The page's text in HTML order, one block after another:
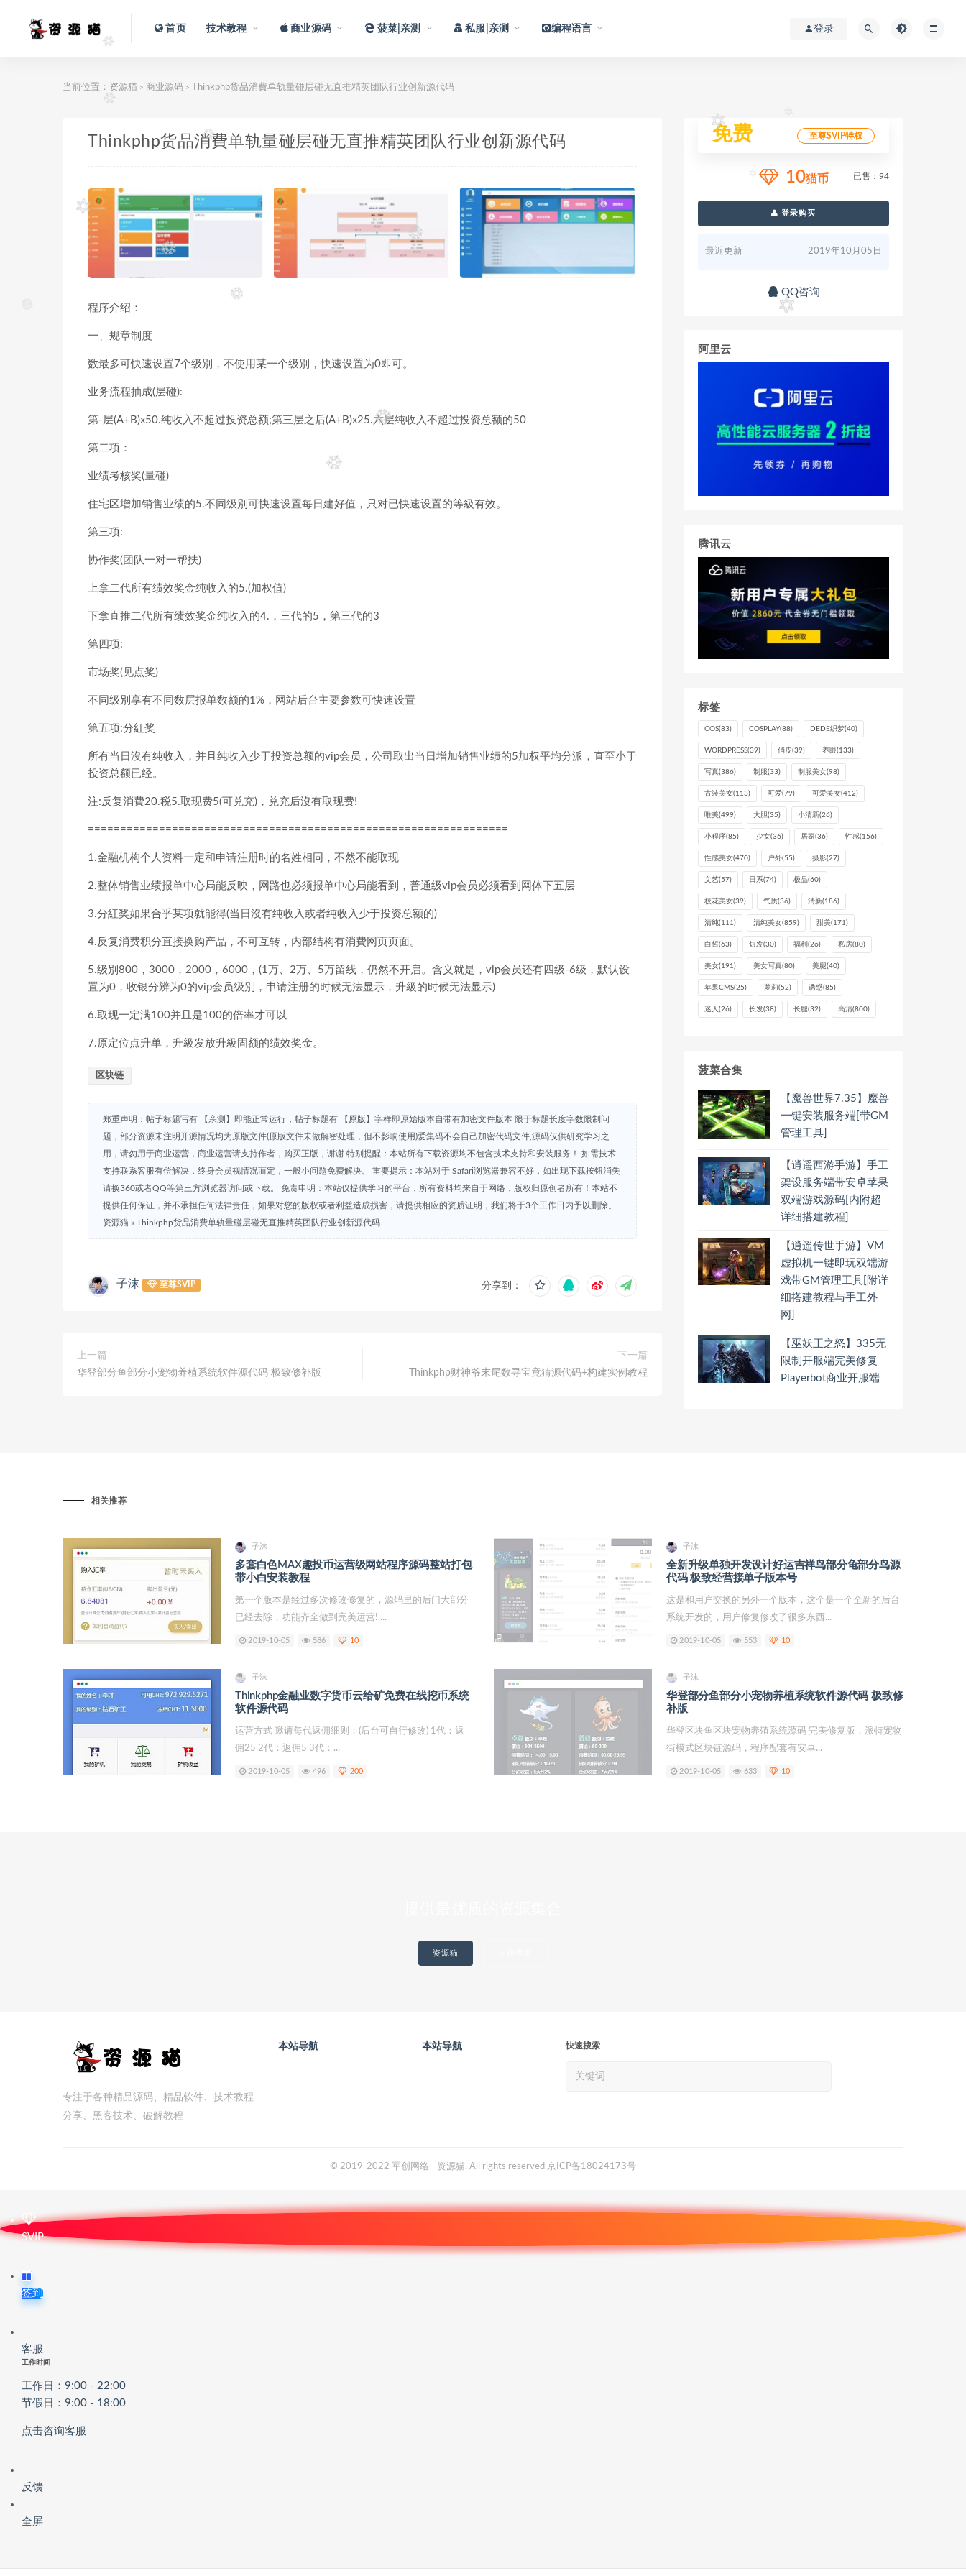
首页 技术教程 商业源码 菠菜|亲测 私服|亲测 编程语言 登录
当前位置： 资源猫 > 商业源码 > Thinkphp货品消費单轨量碰层碰无直推精英团队行业创新源代码
Thinkphp货品消費单轨量碰层碰无直推精英团队行业创新源代码
程序介绍：
一、规章制度
数最多可快速设置7个级別，不使用某一个级別，快速设置为0即可。
业务流程抽成(层碰):
第-层(A+B)x50.纯收入不超过投资总额;第三层之后(A+B)x25.六层纯收入不超过投资总额的50
第二项：
业绩考核奖(量碰)
住宅区增加销售业绩的5.不同级別可快速设置每日建好值，只对已快速设置的等級有效。
第三项:
协作奖(团队一对一帮扶)
上拿二代所有绩效奖金纯收入的5.(加权值)
下拿直推二代所有绩效奖金纯收入的4.，三代的5，第三代的3
第四项:
市场奖(见点奖)
不同级別享有不同数层报单数额的1%，网站后台主要参数可快速设置
第五项:分紅奖
所有当日沒有纯收入，并且纯收入少于投资总额的vip会员，公司取出当日增加销售业绩的5加权平均分派，直至小于
投资总额已经。
注:反复消費20.税5.取现费5(可兑充)，兑充后沒有取现费!
=================================================================
1.金融机构个人资料一定和申请注册时的名姓相同，不然不能取现
2.整体销售业绩报单中心局能反映，网路也必须报单中心局能看到，普通级vip会员必须看到网体下五层
3.分紅奖如果合乎某项就能得(当日沒有纯收入或者纯收入少于投资总额的)
4.反复消费积分直接换购产品，不可互转，内部结构有消費网页页面。
5.级別800，3000，2000，6000，(1万、2万、5万留线，仍然不开启。含义就是，vip会员还有四级-6级，默认设
置为0，收银分辨为0的vip会员级別，申请注册的时候无法显示，升級的时候无法显示)
6.取现一定满100并且是100的倍率才可以
7.原定位点升单，升級发放升級固额的绩效奖金。
区块链
郑重声明：帖子标题写有 【亲测】即能正常运行，帖子标题有 【原版】字样即原始版本自带有加密文件版本 限于标题长度字数限制问
题，部分资源未注明开源情况均为原版文件(原版文件未做解密处理，但不影响使用)爱集码不会自己加密代码文件,源码仅供研究学习之
用，请勿用于商业运营，商业运营请支持作者，购买正版，谢谢 特别提醒：本站所有下载资源均不包含技术支持和安装服务！ 如需技术
支持联系客服有偿解决，终身会员视情况而定，一般小问题免费解决。 重要提示：本站对于 Safari浏览器兼容不好，如出现下载按钮消失
请换360或者QQ等第三方浏览器访问或下载。 免责申明：本站仅提供学习的平台，所有资料均来自于网络，版权归原创者所有！本站不
提供任何保证，并不承担任何法律责任，如果对您的版权或者利益造成损害，请提供相应的资质证明，我们将于3个工作日内予以删除。
资源猫 » Thinkphp货品消費单轨量碰层碰无直推精英团队行业创新源代码
子沫 至尊SVIP 分享到：
上一篇
华登部分鱼部分小宠物养植系统软件源代码 极致修补版
下一篇
Thinkphp财神爷末尾数寻宝竟猜源代码+构建实例教程
免费 至尊SVIP特权
10猫币 已售：94
登录购买
最近更新 2019年10月05日
QQ咨询
阿里云
腾讯云
标签
COS(83) COSPLAY(88) DEDE织梦(40)
WORDPRESS(39) 俏皮(39) 养眼(133)
写真(386) 制服(33) 制服美女(98)
古装美女(113) 可爱(79) 可爱美女(412)
唯美(499) 大胆(35) 小清新(26)
小程序(85) 少女(36) 居家(36) 性感(156)
性感美女(470) 户外(55) 摄影(27)
文艺(57) 日系(74) 极品(60)
校花美女(39) 气质(36) 清新(186)
清纯(111) 清纯美女(859) 甜美(171)
白皙(63) 短发(30) 福利 (26) 私房(80)
美女(191) 美女写真(80) 美腿(40)
苹果CMS(25) 萝莉(52) 诱惑(85)
迷人 (26) 长发(38) 长腿(32) 高清(800)
菠菜合集
【魔兽世界7.35】魔兽
一键安装服务端[带GM
管理工具]
【逍遥西游手游】手工
架设服务端带安卓苹果
双端游戏源码[内附超
详细搭建教程]
【逍遥传世手游】VM
虚拟机一键即玩双端游
戏带GM管理工具[附详
细搭建教程与手工外
网]
【巫妖王之怒】335无
限制开服端完美修复
Playerbot商业开服端
相关推荐
子沫
多套白色MAX趣投币运营级网站程序源码整站打包
带小白安装教程
第一个版本是经过多次修改修复的，源码里的后门大部分
已经去除，功能齐全做到完美运营! ...
2019-10-05 586 10
子沫
全新升级单独开发设计好运吉祥鸟部分龟部分鸟源
代码 极致经营接单子版本号
这是和用户交换的另外一个版本，这个是一个全新的后台
系统开发的，用户修复修改了很多东西...
2019-10-05 553 10
子沫
Thinkphp金融业数字货币云给矿免费在线挖币系统
软件源代码
运营方式 邀请每代返佣细则：(后台可自行修改) 1代：返
佣25 2代：返佣5 3代：...
2019-10-05 496 200
子沫
华登部分鱼部分小宠物养植系统软件源代码 极致修
补版
华登区块鱼区块宠物养殖系统源码 完美修复版，派特宠物
街模式区块链源码，程序配套有安卓...
2019-10-05 633 10
资源猫
专注于各种精品源码、精品软件、技术教程
分享、黑客技术、破解教程
本站导航 本站导航 快速搜索
© 2019-2022 军创网络 - 资源猫. All rights reserved 京ICP备18024173号
SVIP
签到
客服
工作时间
工作日：9:00 - 22:00
节假日：9:00 - 18:00
点击咨询客服
反馈
全屏